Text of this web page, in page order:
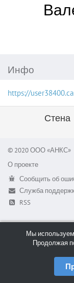
Инфо
https://
Стена
© 2020 ООО «АНКС»
О проекте
Сообщить об
Служба
RSS
Мы
Продолжая